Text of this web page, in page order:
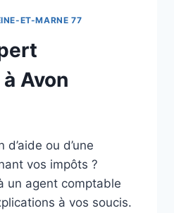
ET-MARNE 77
Avon
ou d’une
vos impôts ?
un agent comptable
à vos soucis.